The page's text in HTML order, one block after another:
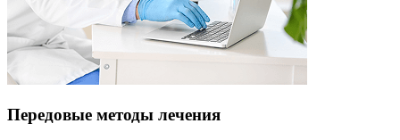
Передовые методы лечения